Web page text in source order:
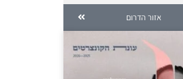
אזור הדרום